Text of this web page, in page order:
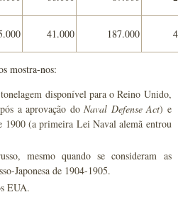
41.000 187.000
mostra-nos:
disponível para o Reino Unido,
a aprovação doNaval Defense Act) e
1900 (a primeira Lei Naval alemã entrou
mesmo quando se consideram as
Japonesa de 1904-1905.
EUA.